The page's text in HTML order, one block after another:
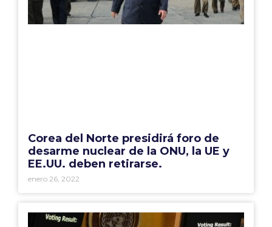
Corea del Norte presidirá foro de
desarme nuclear de la ONU, la UE y
EE.UU. deben retirarse.
enero 26, 2022